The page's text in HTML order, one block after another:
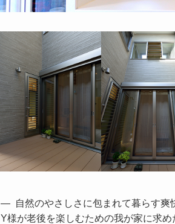
—  自然のやさしさに包まれて暮らす爽
Y様が老後を楽しむための我が家に求め